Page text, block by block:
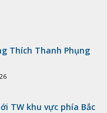
Thích Thanh Phụng
TW khu vực phía Bắc